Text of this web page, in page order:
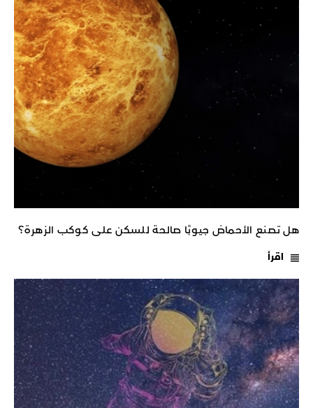
هل تصنع الأحماض جيوبًا صالحة للسكن على كوكب الزهرة؟
اقرأ